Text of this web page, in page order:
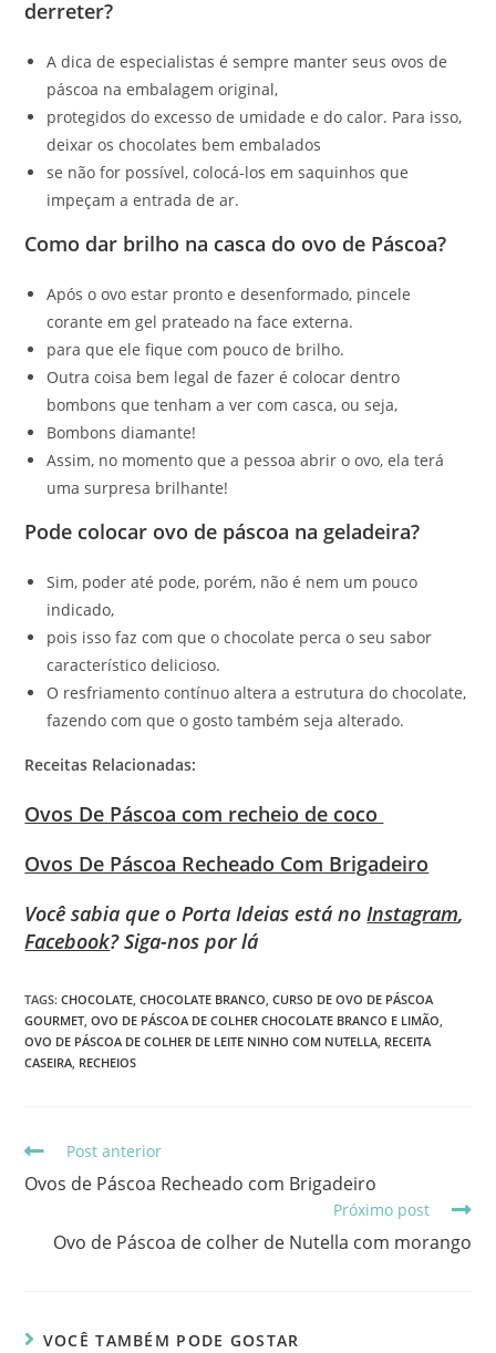
derreter?
A dica de especialistas é sempre manter seus ovos de
páscoa na embalagem original,
protegidos do excesso de umidade e do calor. Para isso,
deixar os chocolates bem embalados
se não for possível, colocá-los em saquinhos que
impeçam a entrada de ar.
Como dar brilho na casca do ovo de Páscoa?
Após o ovo estar pronto e desenformado, pincele
corante em gel prateado na face externa.
para que ele fique com pouco de brilho.
Outra coisa bem legal de fazer é colocar dentro
bombons que tenham a ver com casca, ou seja,
Bombons diamante!
Assim, no momento que a pessoa abrir o ovo, ela terá
uma surpresa brilhante!
Pode colocar ovo de páscoa na geladeira?
Sim, poder até pode, porém, não é nem um pouco
indicado,
pois isso faz com que o chocolate perca o seu sabor
característico delicioso.
O resfriamento contínuo altera a estrutura do chocolate,
fazendo com que o gosto também seja alterado.
Receitas Relacionadas:
Ovos De Páscoa com recheio de coco
Ovos De Páscoa Recheado Com Brigadeiro
Você sabia que o Porta Ideias está noInstagram,
Facebook? Siga-nos por lá
TAGS:CHOCOLATE, CHOCOLATE BRANCO, CURSO DE OVO DE PÁSCOA
GOURMET, OVO DE PÁSCOA DE COLHER CHOCOLATE BRANCO E LIMÃO,
OVO DE PÁSCOA DE COLHER DE LEITE NINHO COM NUTELLA, RECEITA
CASEIRA, RECHEIOS
Post anterior
Ovos de Páscoa Recheado com Brigadeiro
Próximo post
Ovo de Páscoa de colher de Nutella com morango
VOCÊ TAMBÉM PODE GOSTAR